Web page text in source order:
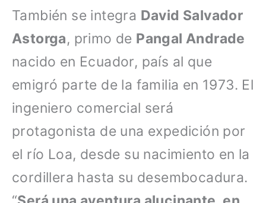
También se integra David Salvador
Astorga, primo de Pangal Andrade
nacido en Ecuador, país al que
emigró parte de la familia en 1973. El
ingeniero comercial será
protagonista de una expedición por
el río Loa, desde su nacimiento en la
cordillera hasta su desembocadura.